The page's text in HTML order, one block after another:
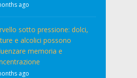
ago
sotto pressione: dolci,
e alcolici possono
memoria e
ago